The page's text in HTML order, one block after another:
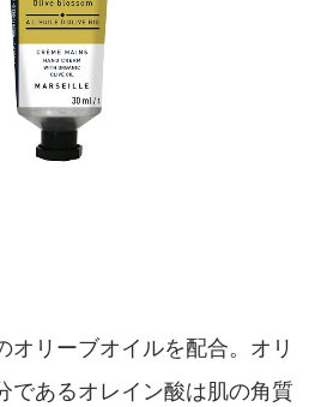
オリーブオイルを配合。オリ
であるオレイン酸は肌の角質